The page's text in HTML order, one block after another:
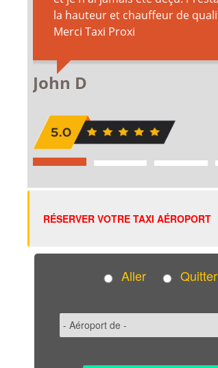
RÉSERVER VOTRE TAXI AÉROPORT
Aller Quitter